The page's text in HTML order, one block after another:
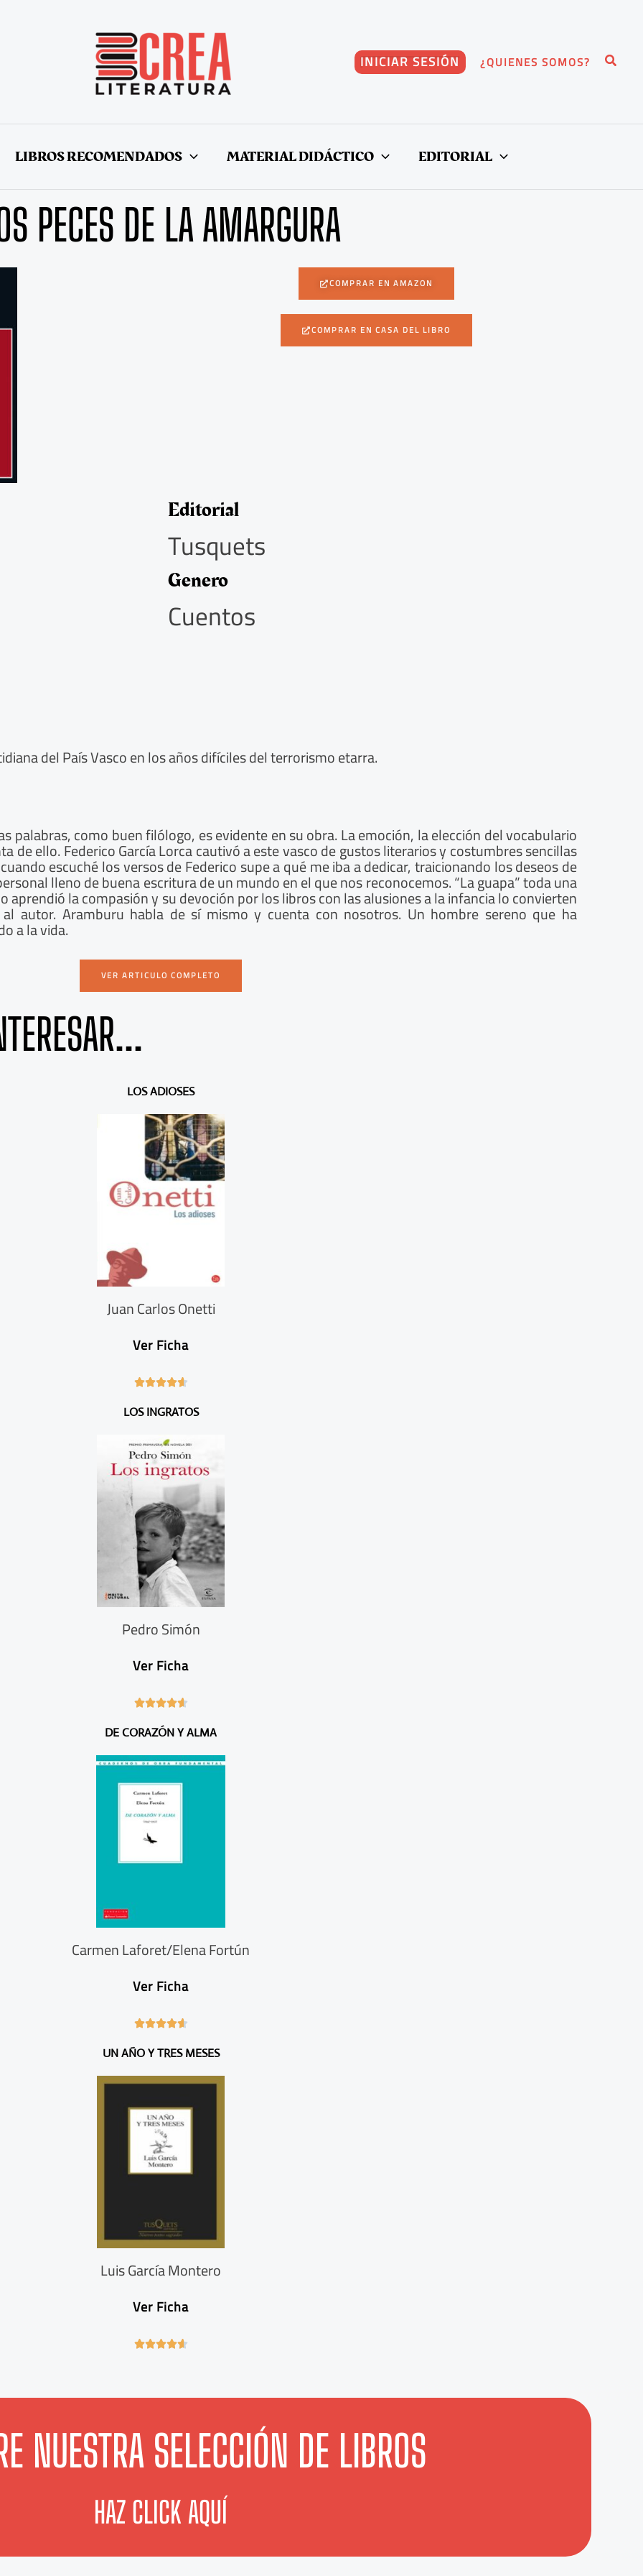
INICIAR SESIÓN ¿QUIENES SOMOS? Buscar
LIBROS RECOMENDADOS MATERIAL DIDÁCTICO EDITORIAL
PECES DE LA AMARGURA
COMPRAR EN AMAZON
COMPRAR EN CASA DEL LIBRO
Editorial
Tusquets
Genero
Cuentos
del País Vasco en los años difíciles del terrorismo etarra.
palabras, como buen filólogo, es evidente en su obra. La emoción, la elección del vocabulario
de ello. Federico García Lorca cautivó a este vasco de gustos literarios y costumbres sencillas
escuché los versos de Federico supe a qué me iba a dedicar, traicionando los deseos de
lleno de buena escritura de un mundo en el que nos reconocemos. “La guapa” toda una
aprendió la compasión y su devoción por los libros con las alusiones a la infancia lo convierten
autor. Aramburu habla de sí mismo y cuenta con nosotros. Un hombre sereno que ha
a la vida.
VER ARTICULO COMPLETO
LOS ADIOSES
Juan Carlos Onetti
Ver Ficha
4
6
5
LOS INGRATOS
Pedro Simón
Ver Ficha
4
6
5
DE CORAZÓN Y ALMA
Carmen Laforet/Elena Fortún
Ver Ficha
4
6
5
UN AÑO Y TRES MESES
Luis García Montero
Ver Ficha
4
NUESTRA SELECCIÓN DE LIBROS
HAZ CLICK AQUÍ